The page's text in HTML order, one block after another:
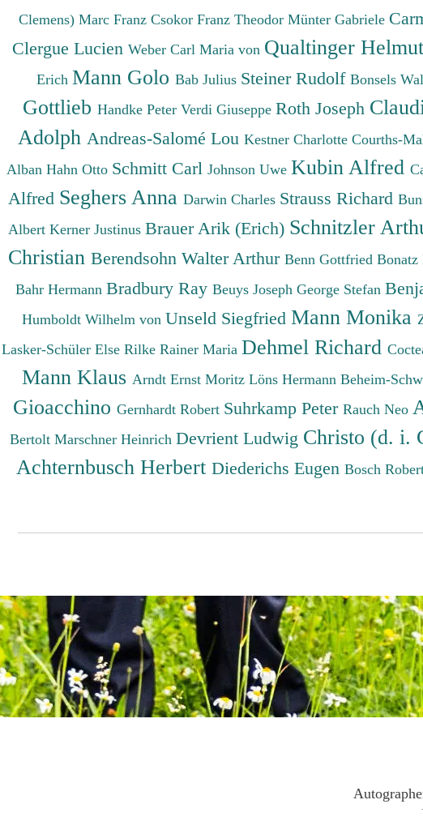
Clemens) Marc Franz Csokor Franz Theodor Münter Gabriele
Clergue Lucien Weber Carl Maria von Qualtinger Helmut
Erich Mann Golo Bab Julius Steiner Rudolf Bonsels
Gottlieb Handke Peter Verdi Giuseppe Roth Joseph
Adolph Andreas-Salomé Lou Kestner Charlotte Courths-
Alban Hahn Otto Schmitt Carl Johnson Uwe Kubin Alfred
Alfred Seghers Anna Darwin Charles Strauss Richard
Albert Kerner Justinus Brauer Arik (Erich) Schnitzler
Christian Berendsohn Walter Arthur Benn Gottfried Bonatz
Bahr Hermann Bradbury Ray Beuys Joseph George Stefan
Humboldt Wilhelm von Unseld Siegfried Mann Monika
Lasker-Schüler Else Rilke Rainer Maria Dehmel Richard
Mann Klaus Arndt Ernst Moritz Löns Hermann Beheim-
Gioacchino Gernhardt Robert Suhrkamp Peter Rauch Neo
Bertolt Marschner Heinrich Devrient Ludwig Christo (d. i.
Achternbusch Herbert Diederichs Eugen Bosch